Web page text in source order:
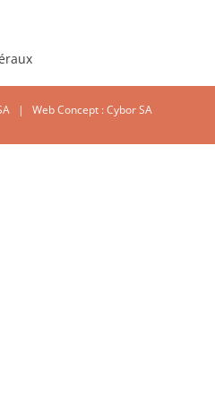
| Web Concept :Cybor SA